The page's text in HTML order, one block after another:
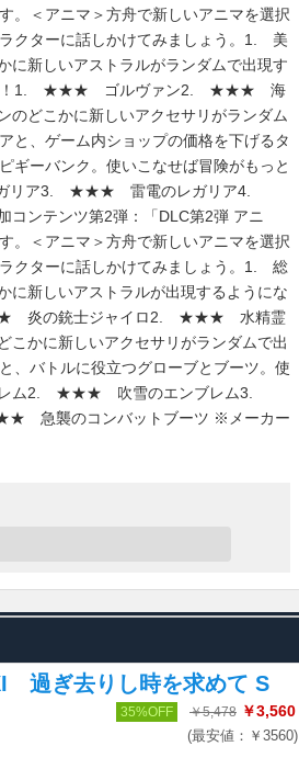
。＜アニマ＞方舟で新しいアニマを選択
クターに話しかけてみましょう。1. 美
新しいアストラルがランダムで出現す
がる！1. ★★★ ゴルヴァン2. ★★★ 海
どこかに新しいアクセサリがランダム
と、ゲーム内ショップの価格を下げるタ
ギーバンク。使いこなせば冒険がもっと
リア3. ★★★ 雷電のレガリア4.
テンツ第2弾：「DLC第2弾 アニ
。＜アニマ＞方舟で新しいアニマを選択
クターに話しかけてみましょう。1. 総
新しいアストラルが出現するようにな
炎の銃士ジャイロ2. ★★★ 水精霊
かに新しいアクセサリがランダムで出
、バトルに役立つグローブとブーツ。使
レム2. ★★★ 吹雪のエンブレム3.
襲のコンバットブーツ ※メーカー
過ぎ去りし時を求めて S
35%OFF ￥5,478 ￥3,560
(最安値：￥3560)